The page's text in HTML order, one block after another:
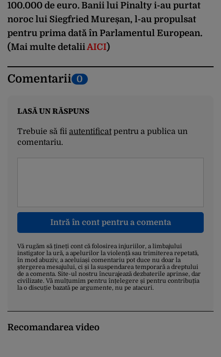
100.000 de euro. Banii lui Pinalty i-au purtat
noroc lui Siegfried Mureșan, l-au propulsat
pentru prima dată în Parlamentul European.
(Mai multe detaliiAICI)
Comentarii 0
LASĂ UN RĂSPUNS
Trebuie să fii autentificatpentru a publica un
comentariu.
Intră în cont pentru a comenta
Vă rugăm să țineți cont că folosirea injuriilor, a limbajului
instigator la ură, a apelurilor la violență sau trimiterea repetată,
în mod abuziv, a aceluiași comentariu pot duce nu doar la
ștergerea mesajului, ci și la suspendarea temporară a dreptului
de a comenta. Site-ul nostru încurajează dezbaterile aprinse, dar
civilizate. Vă mulțumim pentru înțelegere și pentru contribuția
la o discuție bazată pe argumente, nu pe atacuri.
Recomandarea video